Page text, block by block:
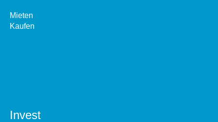
Mieten
Kaufen
Invest